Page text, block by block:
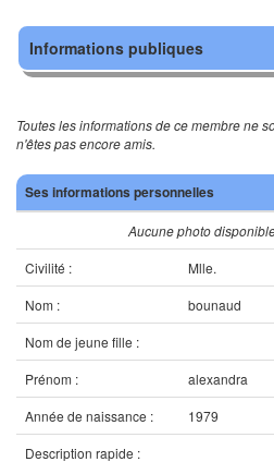
Informations publiques
Toutes les informations de ce membre ne
n'êtes pas encore amis.
Ses informations personnelles
Aucune photo
Civilité :
Mlle.
Nom :
bounaud
Nom de jeune fille :
Prénom :
alexandra
Année de naissance :
1979
Description rapide :